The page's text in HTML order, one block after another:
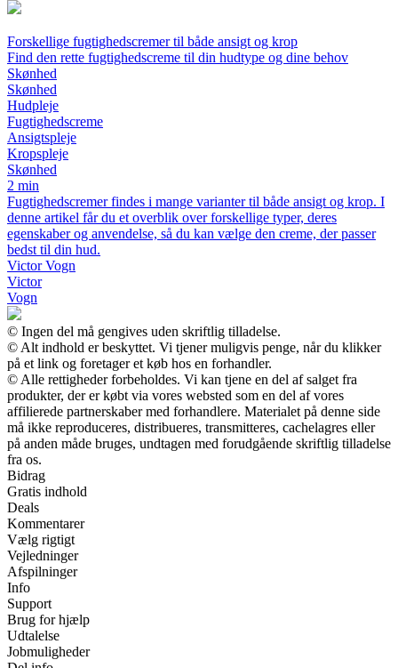
Forskellige fugtighedscremer til både ansigt og krop
Find den rette fugtighedscreme til din hudtype og dine behov
Skønhed
Skønhed
Hudpleje
Fugtighedscreme
Ansigtspleje
Kropspleje
Skønhed
2 min
Fugtighedscremer findes i mange varianter til både ansigt og krop. I
denne artikel får du et overblik over forskellige typer, deres
egenskaber og anvendelse, så du kan vælge den creme, der passer
bedst til din hud.
Victor Vogn
Victor
Vogn
© Ingen del må gengives uden skriftlig tilladelse.
© Alt indhold er beskyttet. Vi tjener muligvis penge, når du klikker
på et link og foretager et køb hos en forhandler.
© Alle rettigheder forbeholdes. Vi kan tjene en del af salget fra
produkter, der er købt via vores websted som en del af vores
affilierede partnerskaber med forhandlere. Materialet på denne side
må ikke reproduceres, distribueres, transmitteres, cachelagres eller
på anden måde bruges, undtagen med forudgående skriftlig tilladelse
fra os.
Bidrag
Gratis indhold
Deals
Kommentarer
Vælg rigtigt
Vejledninger
Afspilninger
Info
Support
Brug for hjælp
Udtalelse
Jobmuligheder